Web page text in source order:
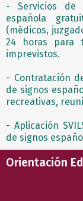
- Servicios de
española
(médicos,
24 horas para
imprevistos.
- Contratación
de signos
recreativas,
- Aplicación
de signos
Orientación